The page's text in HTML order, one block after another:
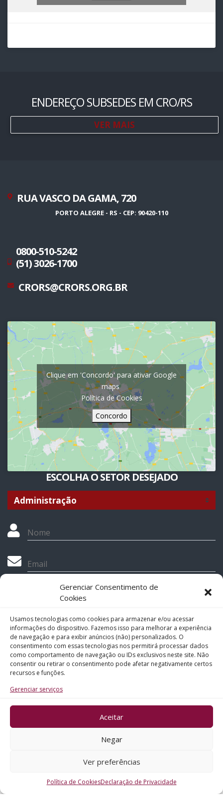
Gerenciar Consentimento de
Cookies
Usamos tecnologias como cookies para armazenar e/ou acessar
informações do dispositivo. Fazemos isso para melhorar a experiência
de navegação e para exibir anúncios (não) personalizados. O
consentimento com essas tecnologias nos permitirá processar dados
como comportamento de navegação ou IDs exclusivos neste site. Não
consentir ou retirar o consentimento pode afetar negativamente certos
recursos e funções.
Gerenciar serviços
Aceitar
Negar
Ver preferências
Política de CookiesDeclaração de Privacidade
ENDEREÇO SUBSEDES EM CRO/RS
VER MAIS
RUA VASCO DA GAMA, 720
PORTO ALEGRE - RS - CEP: 90420-110
0800-510-5242
(51) 3026-1700
CRORS@CRORS.ORG.BR
Clique em 'Concordo' para ativar Google
maps
Política de Cookies
Concordo
ESCOLHA O SETOR DESEJADO
Nome
Email
Telefone
Assunto
Mensagem